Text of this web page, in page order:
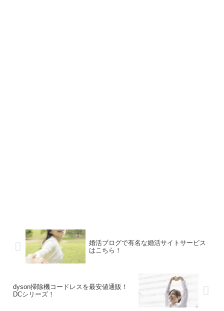
婚活ブログで有名な婚活サイトサービス
はこちら！
dyson掃除機コードレスを最安値通販！
DCシリーズ！